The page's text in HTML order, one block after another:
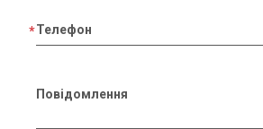
Телефон
Повідомлення